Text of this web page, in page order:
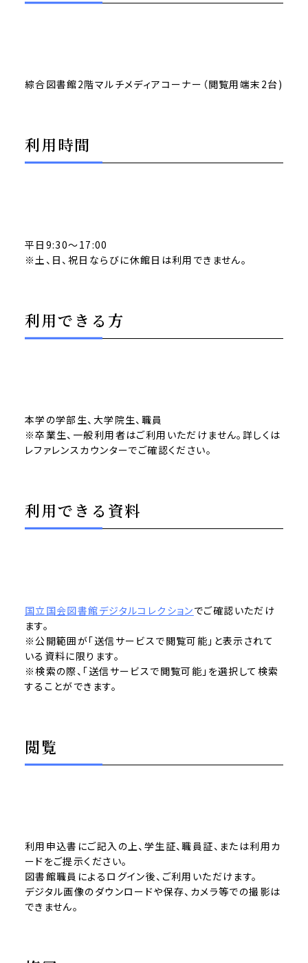
綜合図書館2階マルチメディアコーナー（閲覧用端末2台)
利用時間
平日9:30～17:00
※土、日、祝日ならびに休館日は利用できません。
利用できる方
本学の学部生、大学院生、職員
※卒業生、一般利用者はご利用いただけません。詳しくは
レファレンスカウンターでご確認ください。
利用できる資料
国立国会図書館デジタルコレクションでご確認いただけ
ます。
※公開範囲が「送信サービスで閲覧可能」と表示されて
いる資料に限ります。
※検索の際、「送信サービスで閲覧可能」を選択して検索
することができます。
閲覧
利用申込書にご記入の上、学生証、職員証、または利用カ
ードをご提示ください。
図書館職員によるログイン後、ご利用いただけます。
デジタル画像のダウンロードや保存、カメラ等での撮影は
できません。